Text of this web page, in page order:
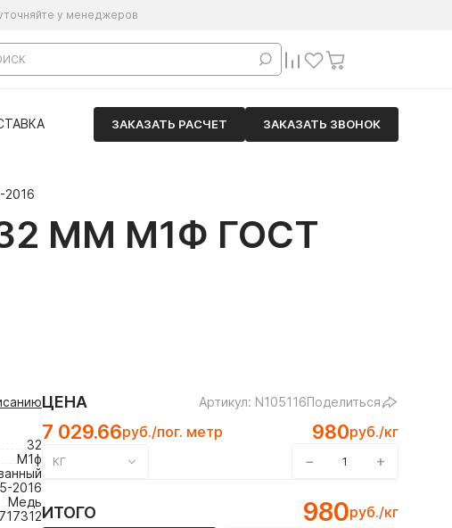
у менеджеров
ЗАКАЗАТЬ РАСЧЕТ ЗАКАЗАТЬ ЗВОНОК
ММ М1Ф ГОСТ
32
М1ф
2016
Медь
ЦЕНА Артикул: N105116Поделиться
7 029.66руб./пог. метр 980руб./кг
КГ − +
ИТОГО 980руб./кг